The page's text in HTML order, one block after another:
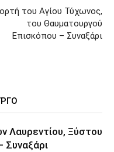
του Αγίου Τύχωνος,
του Θαυματουργού
Επισκόπου – Συναξάρι
Λαυρεντίου, Ξύστου
Συναξάρι